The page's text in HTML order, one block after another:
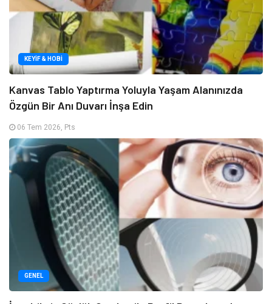
KEYIF & HOBI
Kanvas Tablo Yaptırma Yoluyla Yaşam Alanınızda
Özgün Bir Anı Duvarı İnşa Edin
06 Tem 2026, Pts
GENEL